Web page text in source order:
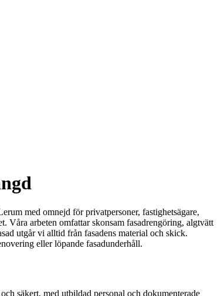
med omnejd för privatpersoner, fastighetsägare,
Våra arbeten omfattar skonsam fasadrengöring, algtvätt
utgår vi alltid från fasadens material och skick.
eller löpande fasadunderhåll.
säkert, med utbildad personal och dokumenterade